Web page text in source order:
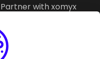
Partner with xomyx
Xomyx integration